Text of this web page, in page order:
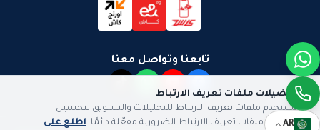
تفضيلات ملفات تعريف الارتباط
نستخدم ملفات تعريف الارتباط للتحليلات والتسويق لتحسين
تجربتك. ملفات تعريف الارتباط الضرورية مفعّلة دائمًا. اطلع على
تابعنا وتواصل معنا
AR